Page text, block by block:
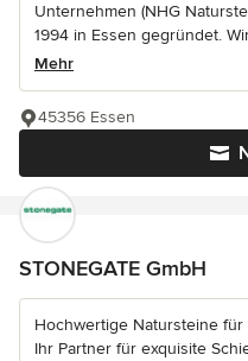
Unternehmen (NHG
1994 in Essen gegründet.
Mehr
45356 Essen
STONEGATE GmbH
Hochwertige Natursteine
Ihr Partner für exquisite